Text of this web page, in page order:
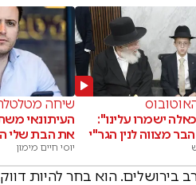
ישמרו עלינו":
מצווה לנין הגר"י
שיחה
העיתונאי
את הבת שלי
יוסי חיים מימון
בירושלים. הוא בחר להיות